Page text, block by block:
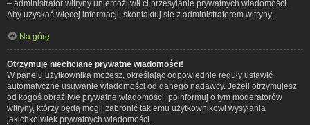
– administrator witryny uniemożliwił ci przesyłanie prywatnych wiadomości.
Aby uzyskać więcej informacji, skontaktuj się z administratorem witryny.
Na górę
Otrzymuję niechciane prywatne wiadomości!
W panelu użytkownika możesz, określając odpowiednie reguły ustawić
automatyczne usuwanie wiadomości od danego nadawcy. Jeżeli otrzymujesz
od kogoś obraźliwe prywatne wiadomości, poinformuj o tym moderatorów
witryny, którzy będą mogli zabronić takiemu użytkownikowi wysyłania
jakichkolwiek prywatnych wiadomości.